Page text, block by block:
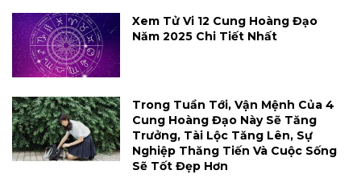
Xem Tử Vi 12 Cung Hoàng Đạo
Năm 2025 Chi Tiết Nhất
Trong Tuần Tới, Vận Mệnh Của 4
Cung Hoàng Đạo Này Sẽ Tăng
Trưởng, Tài Lộc Tăng Lên, Sự
Nghiệp Thăng Tiến Và Cuộc Sống
Sẽ Tốt Đẹp Hơn